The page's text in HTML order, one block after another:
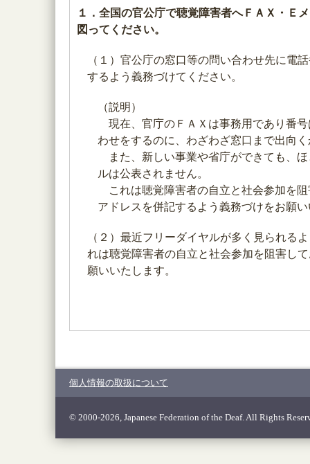
１．全国の官公庁で聴覚障害者へＦＡＸ・Ｅ
図ってください。
（１）官公庁の窓口等の問い合わせ先に電
するよう義務づけてください。
（説明）
現在、官庁のＦＡＸは事務用であり番
わせをするのに、わざわざ窓口まで出向
また、新しい事業や省庁ができても、
ルは公表されません。
これは聴覚障害者の自立と社会参加を
アドレスを併記するよう義務づけをお願
（２）最近フリーダイヤルが多く見られる
れは聴覚障害者の自立と社会参加を阻害し
願いいたします。
個人情報の取扱について
© 2000-2026, Japanese Federation of the Deaf. All Rights